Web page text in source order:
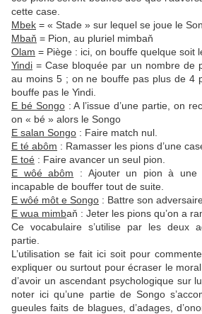
cette case.
Mbek = « Stade » sur lequel se joue le
Mbaň = Pion, au pluriel mimbaň
Olam = Piège : ici, on bouffe quelque soit
Yindi = Case bloquée par un nombre de
au moins 5 ; on ne bouffe pas plus de 4
bouffe pas le Yindi.
E bé Songo: A l’issue d’une partie, on
on « bé » alors le Songo
E salan Songo : Faire match nul.
E té abôm : Ramasser les pions d’une
E toé : Faire avancer un seul pion.
E wôé abôm : Ajouter un pion à une
incapable de bouffer tout de suite.
E wôé môt e Songo : Battre son
E wua mimbaň : Jeter les pions qu’on a
Ce vocabulaire s’utilise par les deux
partie.
L’utilisation se fait ici soit pour
expliquer ou surtout pour écraser le
d’avoir un ascendant psychologique sur
noter ici qu’une partie de Songo
gueules faits de blagues, d’adages,